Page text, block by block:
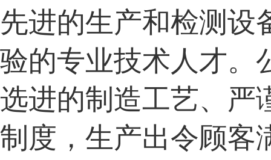
先进的生产和检测设
验的专业技术人才。
选进的制造工艺、严
制度，生产出令顾客